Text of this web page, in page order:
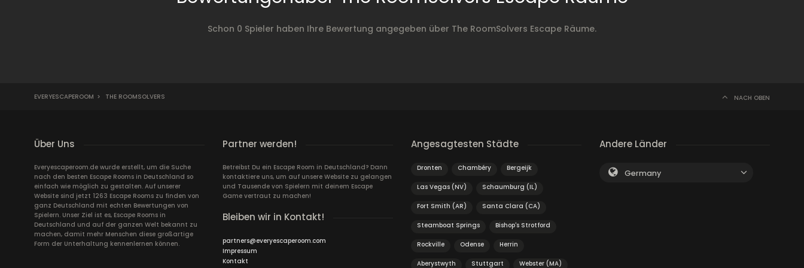
Schon 0 Spieler haben Ihre Bewertung angegeben über The RoomSolvers Escape Räume.
EVERYESCAPEROOM > THE ROOMSOLVERS NACH OBEN
Über Uns
Everyescaperoom.de wurde erstellt, um die Suche
nach den besten Escape Rooms in Deutschland so
einfach wie möglich zu gestalten. Auf unserer
Website sind jetzt 1263 Escape Rooms zu finden von
ganz Deutschland mit echten Bewertungen von
Spielern. Unser Ziel ist es, Escape Rooms in
Deutschland und auf der ganzen Welt bekannt zu
machen, damit mehr Menschen diese großartige
Form der Unterhaltung kennenlernen können.
Partner werden!
Betreibst Du ein Escape Room in Deutschland? Dann
kontaktiere uns, um auf unsere Website zu gelangen
und Tausende von Spielern mit deinem Escape
Game vertraut zu machen!
Bleiben wir in Kontakt!
partners@everyescaperoom.com
Impressum
Kontakt
Angesagtesten Städte
Dronten Chambéry Bergeijk
Las Vegas (NV) Schaumburg (IL)
Fort Smith (AR) Santa Clara (CA)
Steamboat Springs Bishop's Strotford
Rockville Odense Herrin
Aberystwyth Stuttgart Webster (MA)
Andere Länder
Germany